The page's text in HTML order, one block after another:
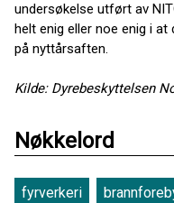
undersøkelse utført av
helt enig eller noe enig i
på nyttårsaften.
Kilde: Dyrebeskyttelsen
Nøkkelord
fyrverkeri